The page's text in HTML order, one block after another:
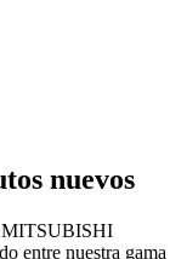
nuevos
MITSUBISHI
entre nuestra gama